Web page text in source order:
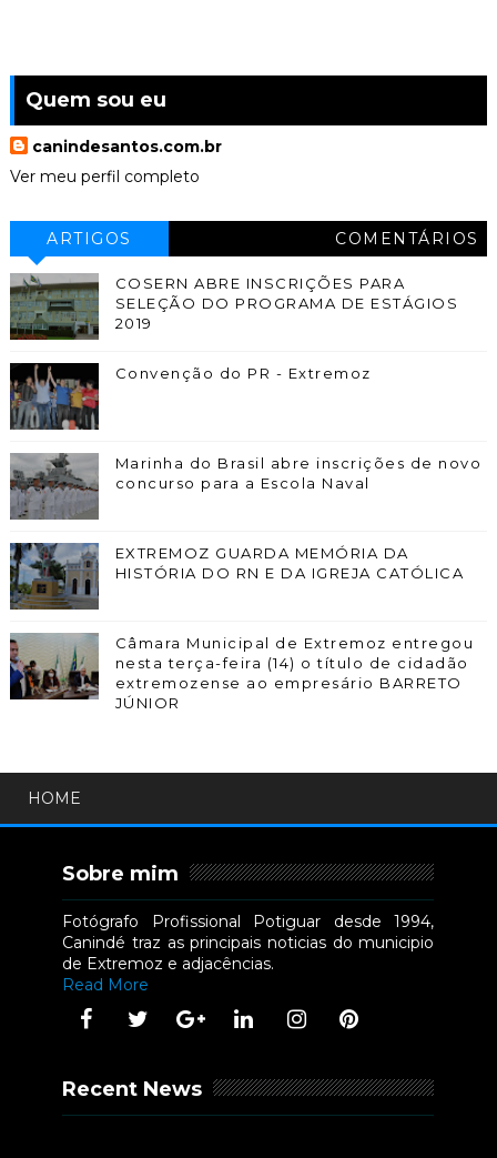
Quem sou eu
canindesantos.com.br
Ver meu perfil completo
ARTIGOS COMENTÁRIOS
COSERN ABRE INSCRIÇÕES PARA
SELEÇÃO DO PROGRAMA DE ESTÁGIOS
2019
Convenção do PR - Extremoz
Marinha do Brasil abre inscrições de novo
concurso para a Escola Naval
EXTREMOZ GUARDA MEMÓRIA DA
HISTÓRIA DO RN E DA IGREJA CATÓLICA
Câmara Municipal de Extremoz entregou
nesta terça-feira (14) o título de cidadão
extremozense ao empresário BARRETO
JÚNIOR
HOME
Sobre mim
Fotógrafo Profissional Potiguar desde 1994,
Canindé traz as principais noticias do municipio
de Extremoz e adjacências.
Read More
Recent News